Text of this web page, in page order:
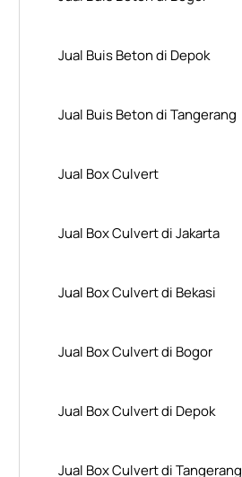
Jual Buis Beton di Depok
Jual Buis Beton di Tangerang
Jual Box Culvert
Jual Box Culvert di Jakarta
Jual Box Culvert di Bekasi
Jual Box Culvert di Bogor
Jual Box Culvert di Depok
Jual Box Culvert di Tangerang